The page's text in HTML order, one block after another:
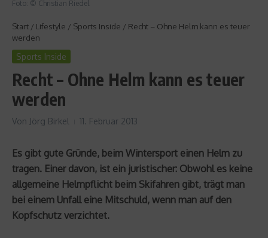
Foto: © Christian Riedel
Start / Lifestyle / Sports Inside / Recht – Ohne Helm kann es teuer
werden
Sports Inside
Recht – Ohne Helm kann es teuer
werden
Von Jörg Birkel 11. Februar 2013
Es gibt gute Gründe, beim Wintersport einen Helm zu
tragen. Einer davon, ist ein juristischer: Obwohl es keine
allgemeine Helmpflicht beim Skifahren gibt, trägt man
bei einem Unfall eine Mitschuld, wenn man auf den
Kopfschutz verzichtet.